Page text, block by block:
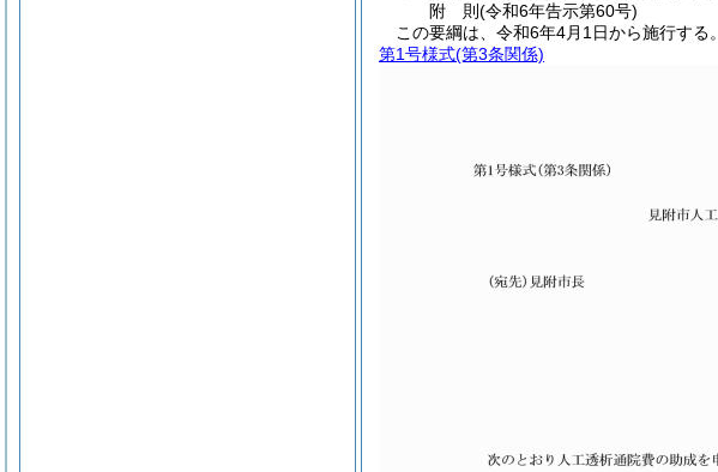
附 則(令和6年告示第60号)
この要綱は、令和6年4月1日から施行する。
第1号様式(第3条関係)